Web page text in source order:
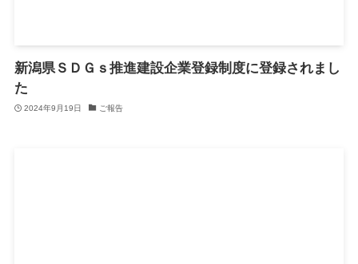
新潟県ＳＤＧｓ推進建設企業登録制度に登録されまし
た
2024年9月19日 ご報告